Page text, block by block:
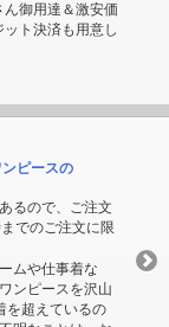
ん御用達＆激安価
ト決済も用意し
ピースの
るので、ご注文
でのご注文に限
ムや仕事着な
ンピースを沢山
を超えているの